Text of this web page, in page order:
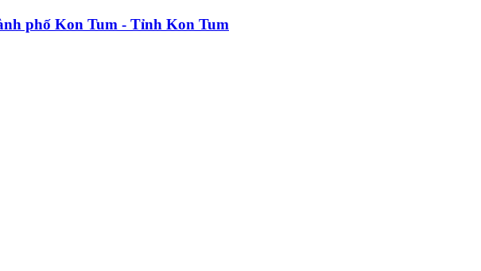
phố Kon Tum - Tỉnh Kon Tum